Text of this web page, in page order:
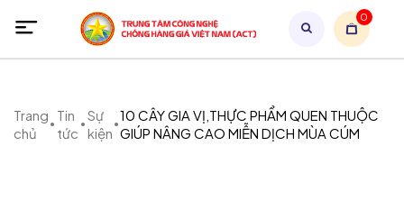
0
Trang
chủ
Tin
tức
Sự
kiện
10 CÂY GIA VỊ,THỰC PHẨM QUEN THUỘC
GIÚP NÂNG CAO MIỄN DỊCH MÙA CÚM